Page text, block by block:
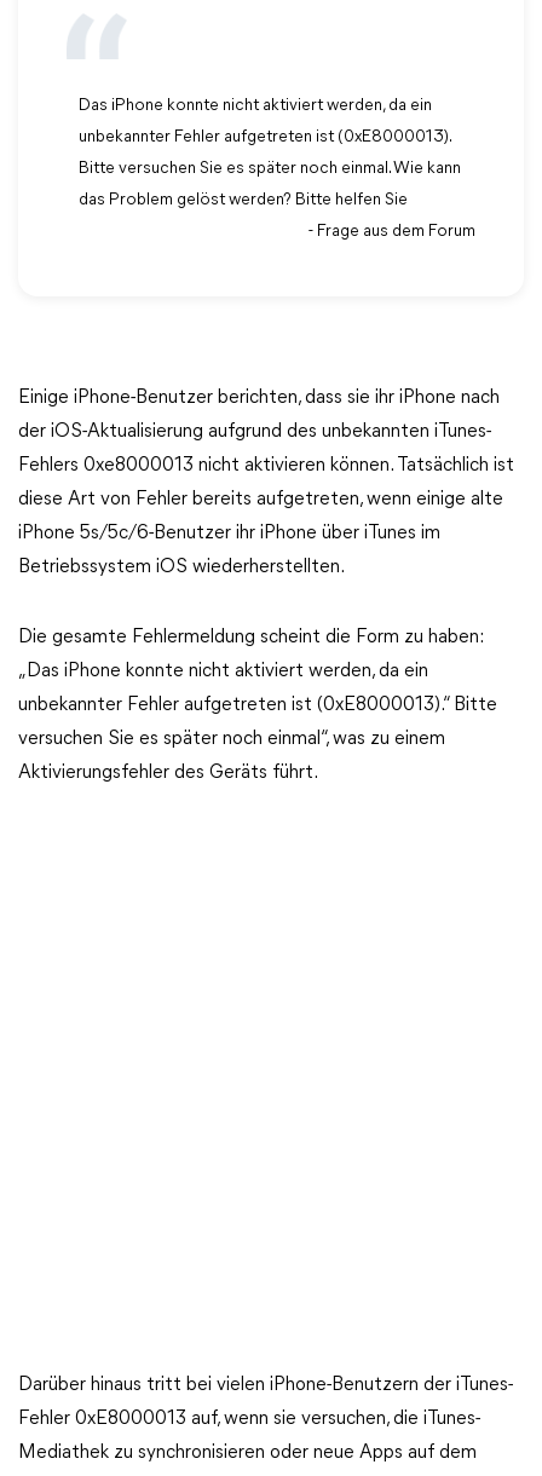
Das iPhone konnte nicht aktiviert werden, da ein
unbekannter Fehler aufgetreten ist (0xE8000013).
Bitte versuchen Sie es später noch einmal. Wie kann
das Problem gelöst werden? Bitte helfen Sie
- Frage aus dem Forum
Einige iPhone-Benutzer berichten, dass sie ihr iPhone nach
der iOS-Aktualisierung aufgrund des unbekannten iTunes-
Fehlers 0xe8000013 nicht aktivieren können. Tatsächlich ist
diese Art von Fehler bereits aufgetreten, wenn einige alte
iPhone 5s/5c/6-Benutzer ihr iPhone über iTunes im
Betriebssystem iOS wiederherstellten.
Die gesamte Fehlermeldung scheint die Form zu haben:
„Das iPhone konnte nicht aktiviert werden, da ein
unbekannter Fehler aufgetreten ist (0xE8000013).“ Bitte
versuchen Sie es später noch einmal“, was zu einem
Aktivierungsfehler des Geräts führt.
Darüber hinaus tritt bei vielen iPhone-Benutzern der iTunes-
Fehler 0xE8000013 auf, wenn sie versuchen, die iTunes-
Mediathek zu synchronisieren oder neue Apps auf dem